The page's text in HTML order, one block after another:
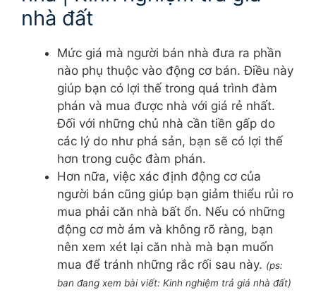
nhà đất
Mức giá mà người bán nhà đưa ra phần
nào phụ thuộc vào động cơ bán. Điều này
giúp bạn có lợi thế trong quá trình đàm
phán và mua được nhà với giá rẻ nhất.
Đối với những chủ nhà cần tiền gấp do
các lý do như phá sản, bạn sẽ có lợi thế
hơn trong cuộc đàm phán.
Hơn nữa, việc xác định động cơ của
người bán cũng giúp bạn giảm thiểu rủi ro
mua phải căn nhà bất ổn. Nếu có những
động cơ mờ ám và không rõ ràng, bạn
nên xem xét lại căn nhà mà bạn muốn
mua để tránh những rắc rối sau này. (ps:
ban đang xem bài viết: Kinh nghiệm trả giá nhà đất)